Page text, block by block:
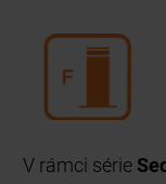
V rámci série